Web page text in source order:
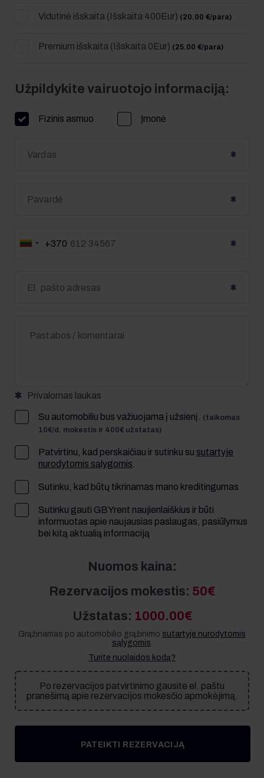
Vidutinė išskaita (Išskaita 400Eur) (20.00 €/para)
Premium išskaita (Išskaita 0Eur) (25.00 €/para)
Užpildykite vairuotojo informaciją:
Fizinis asmuo Įmonė
Lietuva+370
Privalomas laukas
Su automobiliu bus važiuojama į užsienį.
(taikomas
10€/d. mokestis ir 400€ užstatas)
Patvirtinu, kad perskaičiau ir sutinku su sutartyje
nurodytomis sąlygomis
Sutinku, kad būtų tikrinamas mano kreditingumas
Sutinku gauti GBYrent naujienlaiškius ir būti
informuotas apie naujausias paslaugas, pasiūlymus
bei kitą aktualią informaciją
Nuomos kaina:
Rezervacijos mokestis: 50€
Užstatas: 1000.00€
Grąžinamas po automobilio grąžinimo sutartyje nurodytomis
sąlygomis.
Turite nuolaidos kodą?
Po rezervacijos patvirtinimo gausite el. paštu
pranešimą apie rezervacijos mokesčio apmokėjimą.
PATEIKTI REZERVACIJĄ